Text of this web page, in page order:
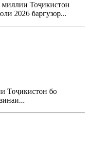
миллии Тоҷикистон
2026 баргузор...
Тоҷикистон бо